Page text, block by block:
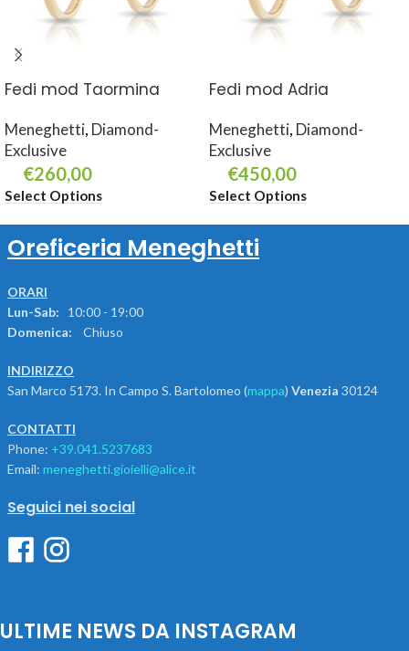
Fedi mod Taormina
Meneghetti, Diamond-
Exclusive
€260,00
Select Options
Fedi mod Adria
Meneghetti, Diamond-
Exclusive
€450,00
Select Options
Oreficeria Meneghetti
ORARI
Lun-Sab: 10:00 - 19:00
Domenica:
Chiuso
INDIRIZZO
San Marco 5173. In Campo S. Bartolomeo (mappa) Venezia 30124
CONTATTI
Phone: +39.041.5237683
Email: meneghetti.gioielli@alice.it
Seguici nei social
ULTIME NEWS DA INSTAGRAM